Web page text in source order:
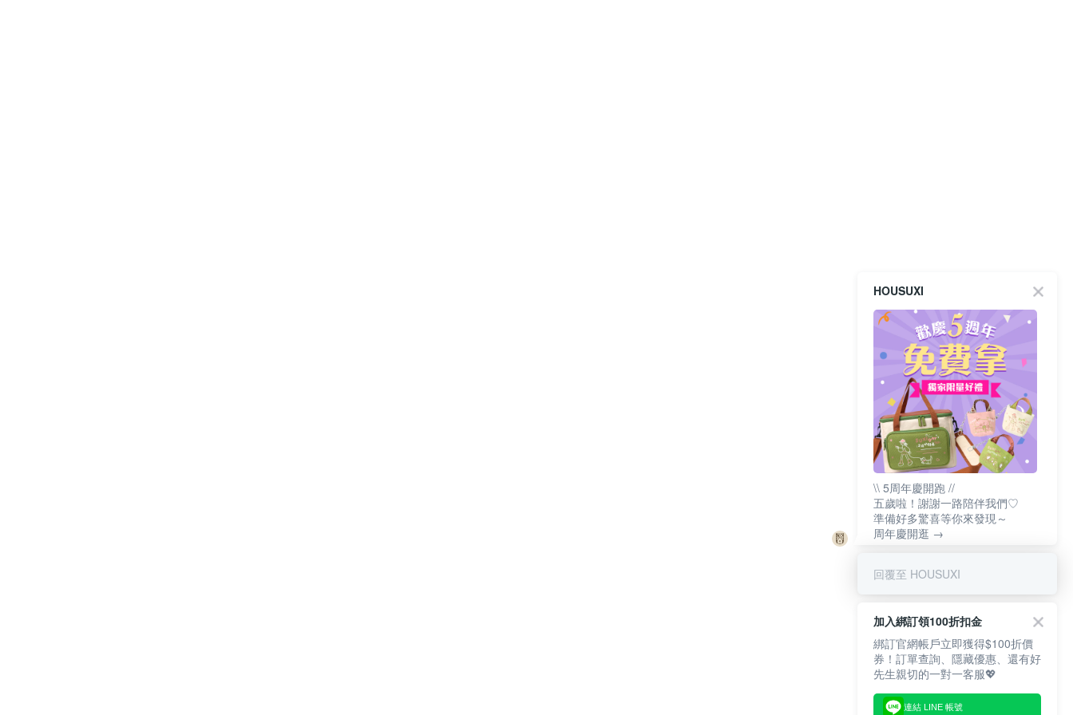
HOUSUXI
\\ 5周年慶開跑 //
五歲啦！謝謝一路陪伴我們♡
準備好多驚喜等你來發現～
周年慶開逛 →
回覆至 HOUSUXI
加入綁訂領100折扣金
綁訂官網帳戶立即獲得$100折價
券！訂單查詢、隱藏優惠、還有好
先生親切的一對一客服💖
連結 LINE 帳號